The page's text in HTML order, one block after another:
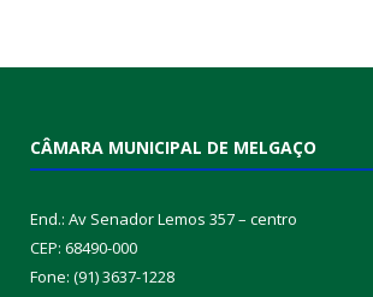
CÂMARA MUNICIPAL DE MELGAÇO
End.: Av Senador Lemos 357 – centro
CEP: 68490-000
Fone: (91) 3637-1228